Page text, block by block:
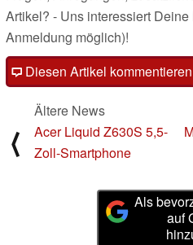
Artikel? - Uns interessiert
Anmeldung möglich)!
Diesen Artikel
⟨
Ältere News
Acer Liquid Z630S 5,5-
Zoll-Smartphone
Als
auf